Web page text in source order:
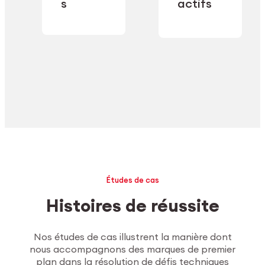
s
actifs
secteur.
Études de cas
Histoires de réussite
Nos études de cas illustrent la manière dont
nous accompagnons des marques de premier
plan dans la résolution de défis techniques